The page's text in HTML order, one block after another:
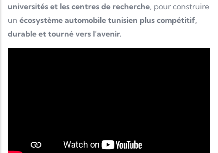
universités et les centres de recherche, pour construire
un écosystème automobile tunisien plus compétitif,
durable et tourné vers l’avenir.